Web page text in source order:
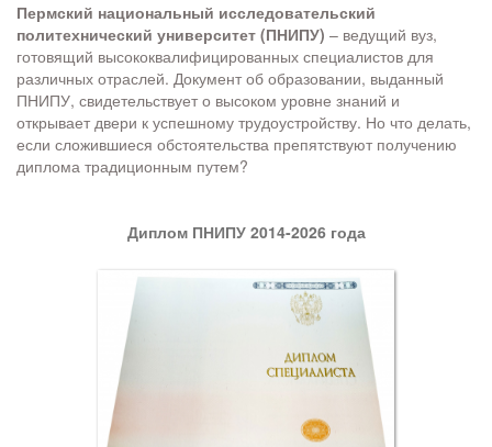
Пермский национальный исследовательский
политехнический университет (ПНИПУ) – ведущий вуз,
готовящий высококвалифицированных специалистов для
различных отраслей. Документ об образовании, выданный
ПНИПУ, свидетельствует о высоком уровне знаний и
открывает двери к успешному трудоустройству. Но что делать,
если сложившиеся обстоятельства препятствуют получению
диплома традиционным путем?
Диплом ПНИПУ 2014-2026 года